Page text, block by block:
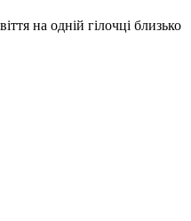
на одній гілочці близько